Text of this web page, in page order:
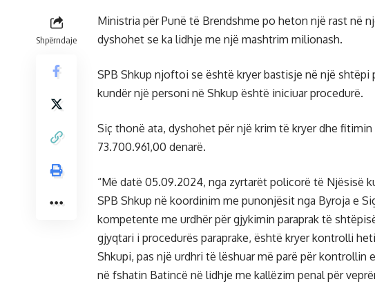
Shpërndaje
Ministria për Punë të Brendshme po heton një rast në
dyshohet se ka lidhje me një mashtrim milionash.
SPB Shkup njoftoi se është kryer bastisje në një
kundër një personi në Shkup është iniciuar procedurë.
Siç thonë ata, dyshohet për një krim të kryer dhe
73.700.961,00 denarë.
“Më datë 05.09.2024, nga zyrtarët policorë të Njësisë
SPB Shkup në koordinim me punonjësit nga Byroja e
kompetente me urdhër për gjykimin paraprak të
gjyqtari i procedurës paraprake, është kryer kontrolli
Shkupi, pas një urdhri të lëshuar më parë për
në fshatin Batincë në lidhje me kallëzim penal për